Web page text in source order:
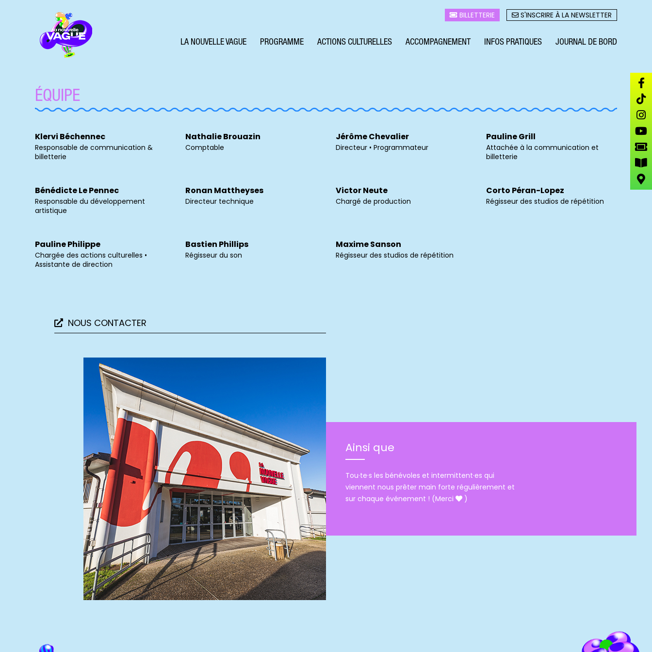
BILLETTERIE S'INSCRIRE À LA NEWSLETTER
LA NOUVELLE VAGUE PROGRAMME ACTIONS CULTURELLES ACCOMPAGNEMENT INFOS PRATIQUES JOURNAL DE BORD
ÉQUIPE
Klervi Béchennec
Responsable de communication &
billetterie
Nathalie Brouazin
Comptable
Jérôme Chevalier
Directeur • Programmateur
Pauline Grill
Attachée à la communication et
billetterie
Bénédicte Le Pennec
Responsable du développement
artistique
Ronan Mattheyses
Directeur technique
Victor Neute
Chargé de production
Corto Péran-Lopez
Régisseur des studios de répétition
Pauline Philippe
Chargée des actions culturelles •
Assistante de direction
Bastien Phillips
Régisseur du son
Maxime Sanson
Régisseur des studios de répétition
NOUS CONTACTER
Ainsi que
Tou·te·s les bénévoles et intermittent·es qui
viennent nous prêter main forte régulièrement et
sur chaque événement ! (Merci
)